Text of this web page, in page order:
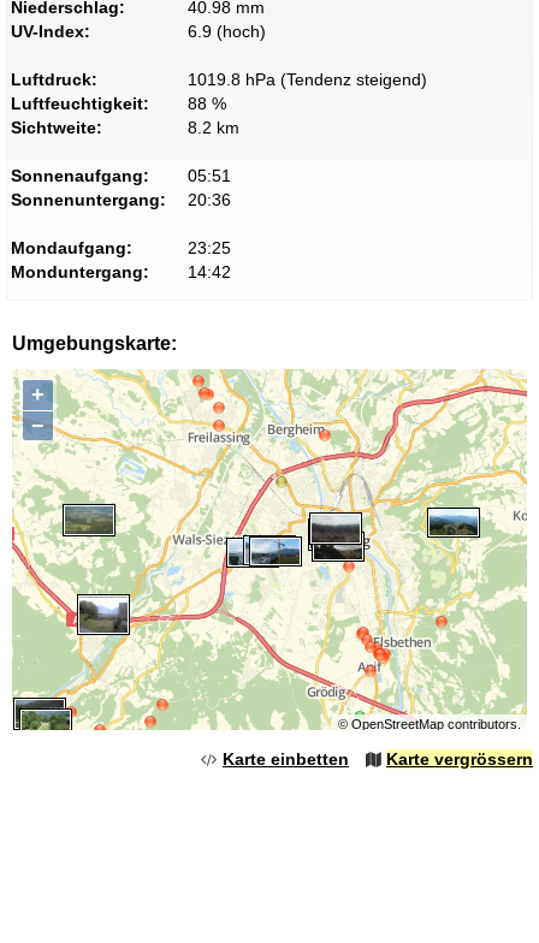
Niederschlag:
40.98 mm
UV-Index:
6.9 (hoch)
Luftdruck:
1019.8 hPa (Tendenz steigend)
Luftfeuchtigkeit:
88 %
Sichtweite:
8.2 km
Sonnenaufgang:
05:51
Sonnenuntergang:
20:36
Mondaufgang:
23:25
Monduntergang:
14:42
Umgebungskarte:
+
−
© OpenStreetMapcontributors.
Karte einbetten Karte vergrössern